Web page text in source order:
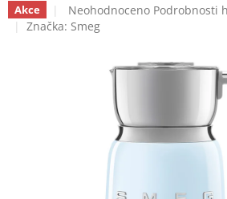
Akce
Průměrné
hodnocení
hvězdiček.
Neohodnoceno Podrobnosti
Značka: Smeg